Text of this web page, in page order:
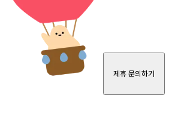
제휴 문의하기